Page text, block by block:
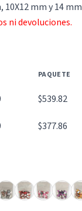
10X12 mm y 14 mm
ni devoluciones.
PAQUETE
$539.82
$377.86